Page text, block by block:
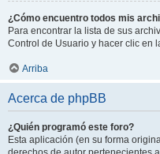
¿Cómo encuentro todos mis
Para encontrar la lista de sus
Control de Usuario y hacer clic en
Arriba
Acerca de phpBB
¿Quién programó este foro?
Esta aplicación (en su forma